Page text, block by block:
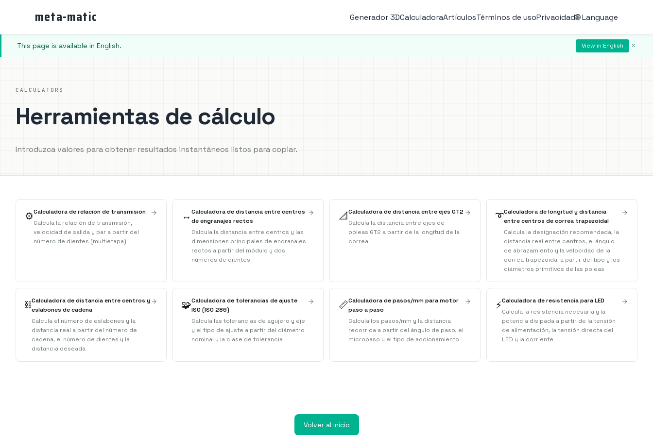
meta-matic Generador 3DCalculadoraArtículosTérminos de usoPrivacidad🌐 Language
This page is available in English. View in English ×
CALCULATORS
Herramientas de cálculo
Introduzca valores para obtener resultados instantáneos listos para copiar.
⚙️Calculadora de relación de transmisión
Calcula la relación de transmisión,
velocidad de salida y par a partir del
número de dientes (multietapa)
↔️ Calculadora de distancia entre centros
de engranajes rectos
Calcula la distancia entre centros y las
dimensiones principales de engranajes
rectos a partir del módulo y dos
números de dientes
📐Calculadora de distancia entre ejes GT2
Calcula la distancia entre ejes de
poleas GT2 a partir de la longitud de la
correa
➰Calculadora de longitud y distancia
entre centros de correa trapezoidal
Calcula la designación recomendada, la
distancia real entre centros, el ángulo
de abrazamiento y la velocidad de la
correa trapezoidal a partir del tipo y los
diámetros primitivos de las poleas
⛓️Calculadora de distancia entre centros y
eslabones de cadena
Calcula el número de eslabones y la
distancia real a partir del número de
cadena, el número de dientes y la
distancia deseada
🧩Calculadora de tolerancias de ajuste
ISO (ISO 286)
Calcula las tolerancias de agujero y eje
y el tipo de ajuste a partir del diámetro
nominal y la clase de tolerancia
📏Calculadora de pasos/mm para motor
paso a paso
Calcula los pasos/mm y la distancia
recorrida a partir del ángulo de paso, el
micropaso y el tipo de accionamiento
⚡Calculadora de resistencia para LED
Calcula la resistencia necesaria y la
potencia disipada a partir de la tensión
de alimentación, la tensión directa del
LED y la corriente
Volver al inicio